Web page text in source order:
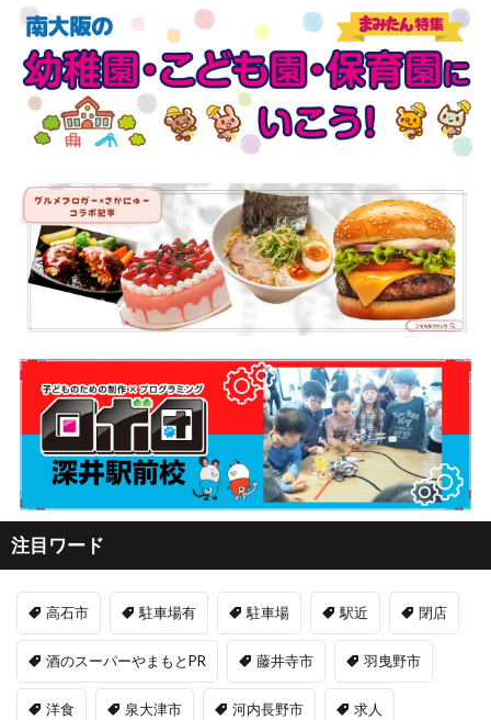
注目ワード
高石市 駐車場有 駐車場 駅近 閉店
酒のスーパーやまもとPR 藤井寺市 羽曳野市
洋食 泉大津市 河内長野市 求人